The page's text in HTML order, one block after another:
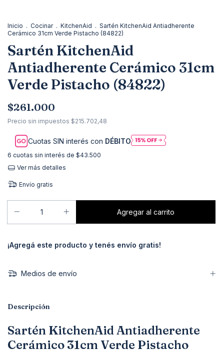
Inicio . Cocinar . KitchenAid . Sartén KitchenAid Antiadherente
Cerámico 31cm Verde Pistacho (84822)
Sartén KitchenAid
Antiadherente Cerámico 31cm
Verde Pistacho (84822)
$261.000
Precio sin impuestos $215.702,48
Cuotas SIN interés con DÉBITO
6 cuotas sin interés de $43.500
Ver más detalles
Envío gratis
¡Agregá este producto y tenés envío gratis!
Medios de envío
Descripción
Sartén KitchenAid Antiadherente
Cerámico 31cm Verde Pistacho